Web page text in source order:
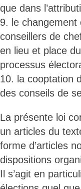
que dans
9. le changement
conseillers de
en lieu et place
processus
10. la cooptation
des conseils de
La présente loi
un articles du
forme d’articles
dispositions
Il s’agit en